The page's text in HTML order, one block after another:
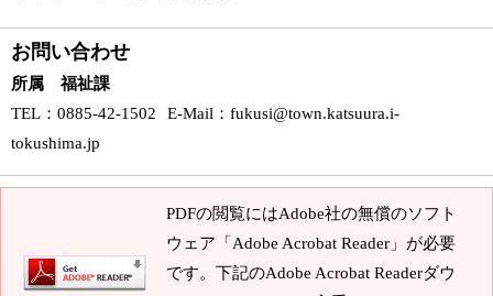
お問い合わせ
所属 福祉課
TEL ：0885-42-1502 E-Mail ： fukusi@town.katsuura.i-
tokushima.jp
PDFの閲覧にはAdobe社の無償のソフト
ウェア「Adobe Acrobat Reader」が必要
です。下記のAdobe Acrobat Readerダウ